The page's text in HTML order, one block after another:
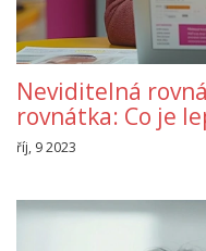
Neviditelná
rovnátka: Co je
říj, 9 2023